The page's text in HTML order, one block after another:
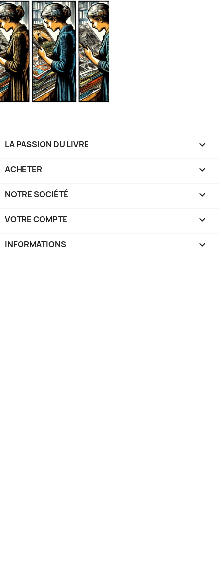
LA PASSION DU LIVRE 
ACHETER 
NOTRE SOCIÉTÉ 
VOTRE COMPTE 
INFORMATIONS keyboard_arrow_down